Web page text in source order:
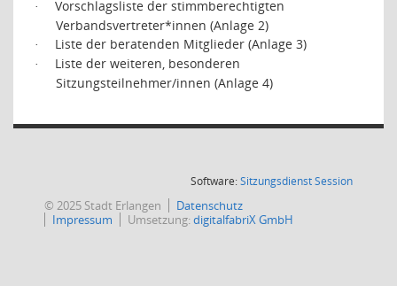
·
Vorschlagsliste der stimmberechtigten
Verbandsvertreter*innen (Anlage 2)
· Liste der beratenden Mitglieder (Anlage 3)
·
Liste der weiteren, besonderen
Sitzungsteilnehmer/innen (Anlage 4)
Software:SitzungsdienstSession(Wird in
© 2025 Stadt Erlangen
Datenschutz
Impressum
Umsetzung:digitalfabriX GmbH